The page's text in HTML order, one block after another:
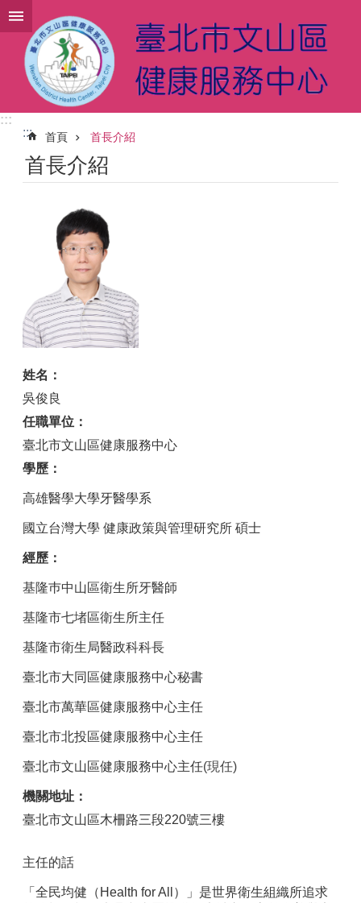
跳到主要內容區塊
:::
:::
首頁 首長介紹
首長介紹
姓名：
吳俊良
任職單位：
臺北市文山區健康服務中心
學歷：
高雄醫學大學牙醫學系
國立台灣大學 健康政策與管理研究所 碩士
經歷：
基隆巿中山區衛生所牙醫師
基隆市七堵區衛生所主任
基隆市衛生局醫政科科長
臺北市大同區健康服務中心秘書
臺北市萬華區健康服務中心主任
臺北市北投區健康服務中心主任
臺北市文山區健康服務中心主任(現任)
機關地址：
臺北市文山區木柵路三段220號三樓
主任的話
「全民均健（Health for All）」是世界衛生組織所追求